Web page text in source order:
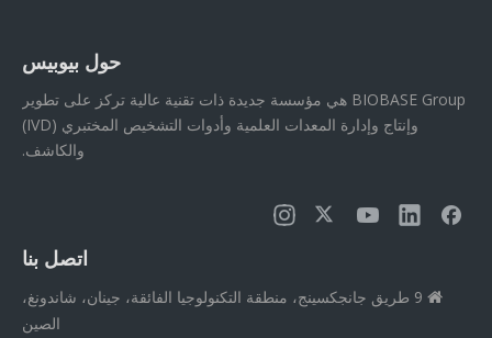
حول بيوبيس
BIOBASE Group هي مؤسسة جديدة ذات تقنية عالية تركز على تطوير
وإنتاج وإدارة المعدات العلمية وأدوات التشخيص المختبري (IVD)
والكاشف.
اتصل بنا

9 طريق جانجكسينج، منطقة التكنولوجيا الفائقة، جينان، شاندونغ،
الصين